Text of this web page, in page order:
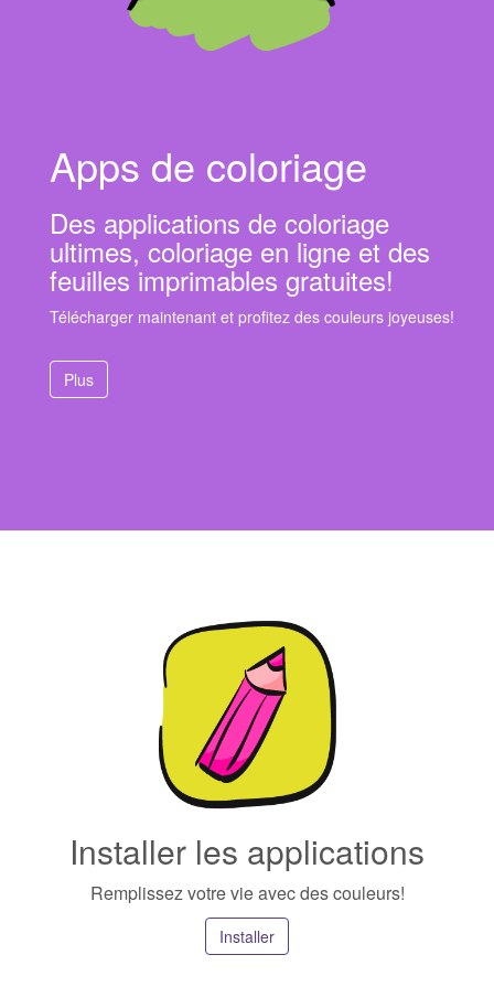
Apps de coloriage
Des applications de coloriage
ultimes, coloriage en ligne et des
feuilles imprimables gratuites!
Télécharger maintenant et profitez des couleurs joyeuses!
Plus
Installer les applications
Remplissez votre vie avec des couleurs!
Installer